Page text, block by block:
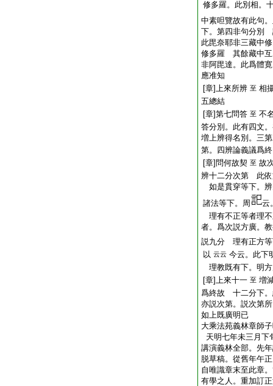
修多羅。此別相。
中素呾覽故有此句
下。第四非句分別
此毘奈耶非三藏中
修多羅 其餘藏中互
非阿毘達。此爲體
應准知
[章]上來所辨 至 相
五總結
[章]第七問答 至 不
答分別。此有四文
増上辨得名別。三
第。四辨論義議爲
[章]問何故契 至 故
辨十二分次第 此依
如是貫穿等下。
諸法等下。周
云
理有不正等者理
者。爲次説方廣。
説九分 理有正方等
以 云云 今云。此下
理教既有下。明
[章]上來十一 至 増
爲終故 十二分下
亦説次第。説次第
如上既廣明已
大乘法苑義林章師
天明七年未三月下
講演義林全部。先
脱草稿。從舊年午
自唯識章末至此章
有學之人。重加訂